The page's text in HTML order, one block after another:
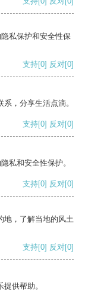
私保护和安全性保
支持[0] 反对[0]
，分享生活点滴。
支持[0] 反对[0]
私和安全性保护。
支持[0] 反对[0]
地，了解当地的风土
支持[0] 反对[0]
供帮助。